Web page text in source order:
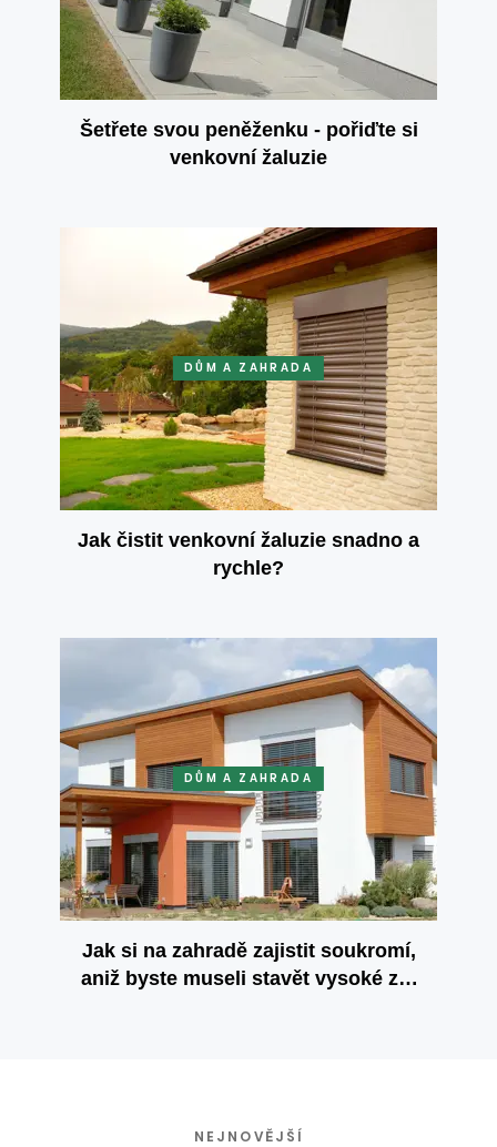
Šetřete svou peněženku - pořiďte si
venkovní žaluzie
DŮM A ZAHRADA
Jak čistit venkovní žaluzie snadno a
rychle?
DŮM A ZAHRADA
Jak si na zahradě zajistit soukromí,
aniž byste museli stavět vysoké zdi
NEJNOVĚJŠÍ